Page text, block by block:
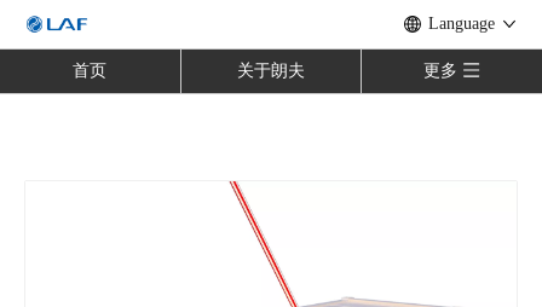
Language
首页 关于朗夫 更多